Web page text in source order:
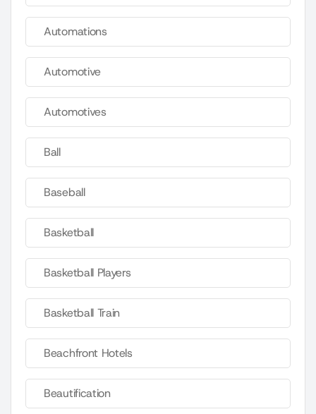
Automations
Automotive
Automotives
Ball
Baseball
Basketball
Basketball Players
Basketball Train
Beachfront Hotels
Beautification